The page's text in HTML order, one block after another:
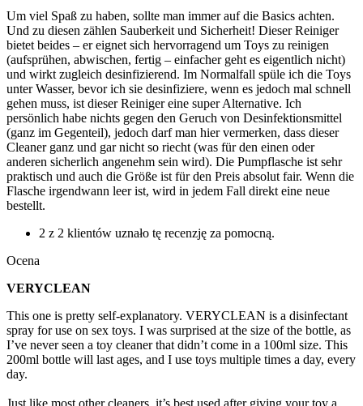
Um viel Spaß zu haben, sollte man immer auf die Basics achten.
Und zu diesen zählen Sauberkeit und Sicherheit! Dieser Reiniger
bietet beides – er eignet sich hervorragend um Toys zu reinigen
(aufsprühen, abwischen, fertig – einfacher geht es eigentlich nicht)
und wirkt zugleich desinfizierend. Im Normalfall spüle ich die Toys
unter Wasser, bevor ich sie desinfiziere, wenn es jedoch mal schnell
gehen muss, ist dieser Reiniger eine super Alternative. Ich
persönlich habe nichts gegen den Geruch von Desinfektionsmittel
(ganz im Gegenteil), jedoch darf man hier vermerken, dass dieser
Cleaner ganz und gar nicht so riecht (was für den einen oder
anderen sicherlich angenehm sein wird). Die Pumpflasche ist sehr
praktisch und auch die Größe ist für den Preis absolut fair. Wenn die
Flasche irgendwann leer ist, wird in jedem Fall direkt eine neue
bestellt.
2 z 2 klientów uznało tę recenzję za pomocną.
Ocena
VERYCLEAN
This one is pretty self-explanatory. VERYCLEAN is a disinfectant
spray for use on sex toys. I was surprised at the size of the bottle, as
I’ve never seen a toy cleaner that didn’t come in a 100ml size. This
200ml bottle will last ages, and I use toys multiple times a day, every
day.